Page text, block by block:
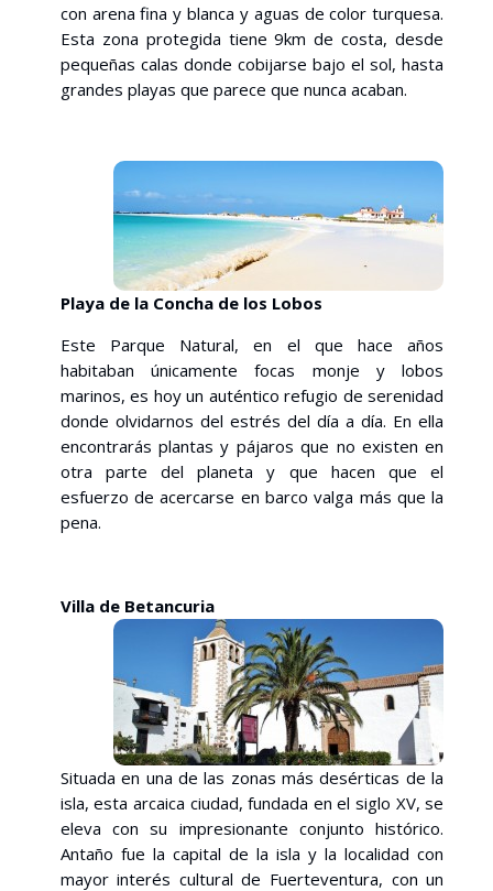
con arena fina y blanca y aguas de color turquesa.
Esta zona protegida tiene 9km de costa, desde
pequeñas calas donde cobijarse bajo el sol, hasta
grandes playas que parece que nunca acaban.
Playa de la Concha de los Lobos
Este Parque Natural, en el que hace años
habitaban únicamente focas monje y lobos
marinos, es hoy un auténtico refugio de serenidad
donde olvidarnos del estrés del día a día. En ella
encontrarás plantas y pájaros que no existen en
otra parte del planeta y que hacen que el
esfuerzo de acercarse en barco valga más que la
pena.
Villa de Betancuria
Situada en una de las zonas más desérticas de la
isla, esta arcaica ciudad, fundada en el siglo XV, se
eleva con su impresionante conjunto histórico.
Antaño fue la capital de la isla y la localidad con
mayor interés cultural de Fuerteventura, con un